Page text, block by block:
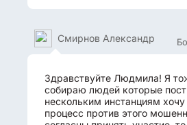
Смирнов Александр
Здравствуйте Людмила! Я
собираю людей которые
нескольким инстанциям хочу
процесс против этого